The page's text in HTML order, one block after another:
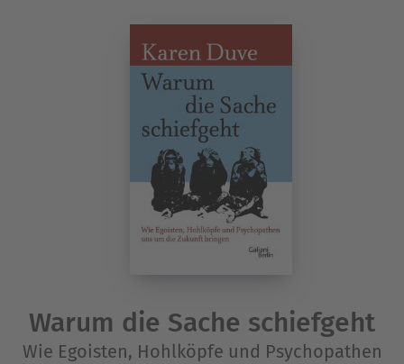
Warum die Sache schiefgeht
Wie Egoisten, Hohlköpfe und Psychopathen